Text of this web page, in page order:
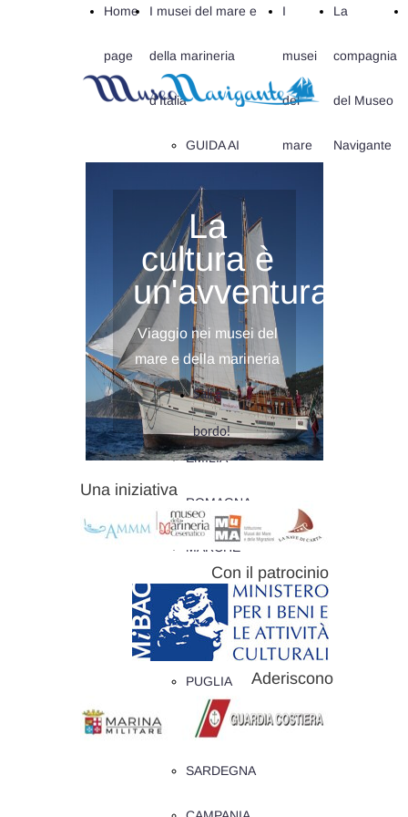
Home
page
I musei del mare e
della marineria
d'Italia
GUIDA AI
MUSEI
D'ITALIA
FRIULI
VENEZIA
GIULIA
VENETO
EMILIA
ROMAGNA
MARCHE
ABRUZZO
MOLISE
PUGLIA
SICILIA
SARDEGNA
I
musei
del
mare
La
compagnia
del Museo
Navigante
La
cultura è
un'avventura
Viaggio nei musei del
mare e della marineria
Sali a
bordo!
Una iniziativa
Con il patrocinio
Aderiscono